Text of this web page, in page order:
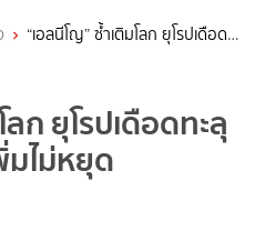
“เอลนีโญ” ซ้ำเติมโลก ยุโรปเดือด
ก ยุโรปเดือดทะลุ
มไม่หยุด